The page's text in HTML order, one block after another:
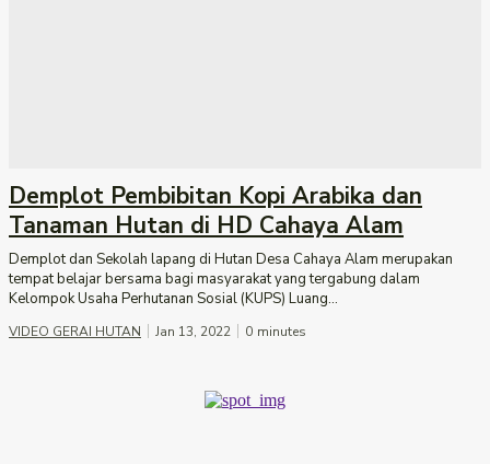
Demplot Pembibitan Kopi Arabika dan
Tanaman Hutan di HD Cahaya Alam
Demplot dan Sekolah lapang di Hutan Desa Cahaya Alam merupakan
tempat belajar bersama bagi masyarakat yang tergabung dalam
Kelompok Usaha Perhutanan Sosial (KUPS) Luang...
VIDEO GERAI HUTAN Jan 13, 2022 0 minutes